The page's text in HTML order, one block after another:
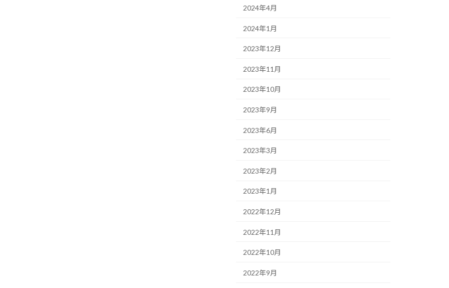
2024年4月
2024年1月
2023年12月
2023年11月
2023年10月
2023年9月
2023年6月
2023年3月
2023年2月
2023年1月
2022年12月
2022年11月
2022年10月
2022年9月